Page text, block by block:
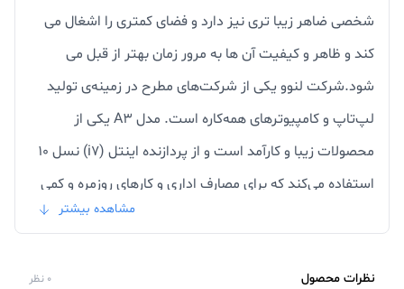
شخصی ضاهر زیبا تری نیز دارد و فضای کمتری را اشغال می
کند و ظاهر و کیفیت آن ها به مرور زمان بهتر از قبل می
شود.شرکت لنوو یکی از شرکت‌های مطرح در زمینه‌ی تولید
لپ‌تاپ و کامپیوترهای همه‌کاره است. مدل A3 یکی از
محصولات زیبا و کارآمد است و از پردازنده‌ اینتل (i7) نسل 10
استفاده می‌کند که برای مصارف اداری و کارهای روزمره و کمی
فراتر از آن مناسب است. پردازنده‌ی گرافیکی شرکت AMD با
مسئولیت پردازش کارهای گرافیکی را به‌ عهده دارد و برای
مشاهده بیشتر
نظرات محصول 0 نظر